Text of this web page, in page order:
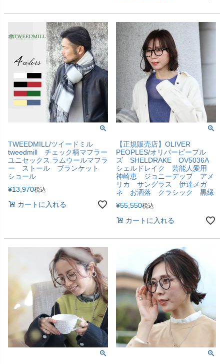
TWEEDMILL/ツイードミル
tweedmill チェック柄マフラー
ユニセックス ラムウールマフラ
ー ストール ブランケット
ショール
¥13,970税込
カートに入れる
【正規販売店】OLIVER
PEOPLES/オリバーピープル
ズ SHELDRAKE OV5036A
シェルドレイク 芸能人愛用
神崎恵 ジョニーデップ アメ
リカ サングラス 伊達メガ
ネ お洒落 クラシック 黒縁
¥55,550税込
カートに入れる